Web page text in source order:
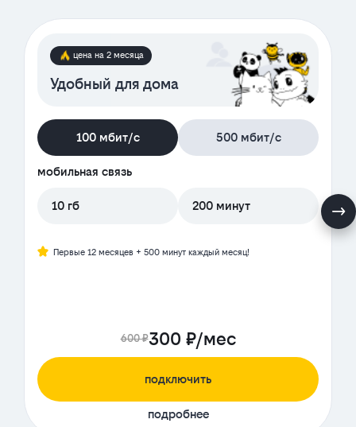
цена на 2 месяца
Удобный для дома
100 мбит/с 500 мбит/с
мобильная связь
10 гб 200 минут
Первые 12 месяцев + 500 минут каждый месяц!
600 ₽300 ₽/мес
подключить
подробнее